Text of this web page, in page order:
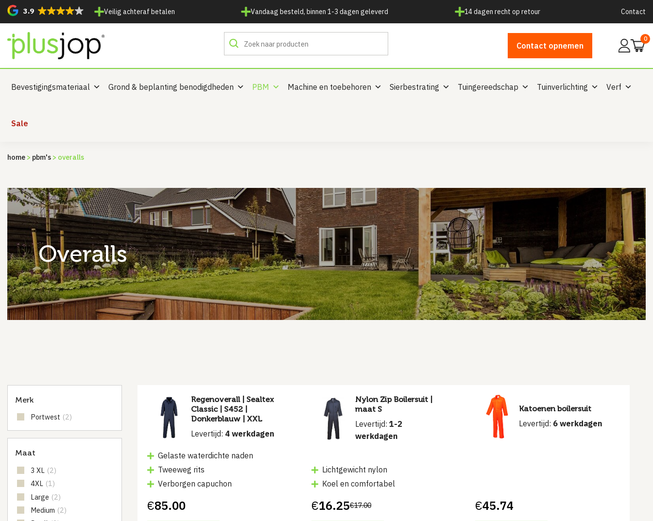
3.9 Veilig achteraf betalen Vandaag besteld, binnen 1-3 dagen geleverd 14 dagen recht op retour Contact
Contact opnemen
Mijn
0
Bevestigingsmateriaal Grond & beplanting benodigdheden PBM Machine en toebehoren Sierbestrating Tuingereedschap Tuinverlichting Verf
Sale
home > pbm's > overalls
overalls
Merk
Portwest (2)
Maat
3 XL (2)
4XL (1)
Large (2)
Medium (2)
Regenoverall | Sealtex
Classic | S452 |
Donkerblauw | XXL
Levertijd: 4 werkdagen
Gelaste waterdichte naden
Tweeweg rits
Verborgen capuchon
€85.00
Nylon Zip Boilersuit |
maat S
Levertijd: 1-2
werkdagen
Lichtgewicht nylon
Koel en comfortabel
€17.00
Oorspronkelijke
€16.25
Huidige
Katoenen boilersuit
Levertijd: 6 werkdagen
€45.74